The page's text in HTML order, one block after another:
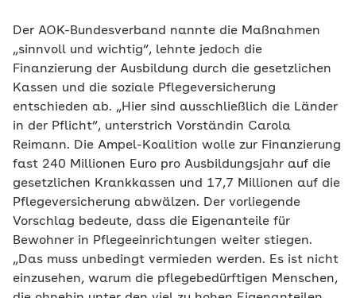
Der AOK-Bundesverband nannte die Maßnahmen
„sinnvoll und wichtig“, lehnte jedoch die
Finanzierung der Ausbildung durch die gesetzlichen
Kassen und die soziale Pflegeversicherung
entschieden ab. „Hier sind ausschließlich die Länder
in der Pflicht“, unterstrich Vorständin Carola
Reimann. Die Ampel-Koalition wolle zur Finanzierung
fast 240 Millionen Euro pro Ausbildungsjahr auf die
gesetzlichen Krankkassen und 17,7 Millionen auf die
Pflegeversicherung abwälzen. Der vorliegende
Vorschlag bedeute, dass die Eigenanteile für
Bewohner in Pflegeeinrichtungen weiter stiegen.
„Das muss unbedingt vermieden werden. Es ist nicht
einzusehen, warum die pflegebedürftigen Menschen,